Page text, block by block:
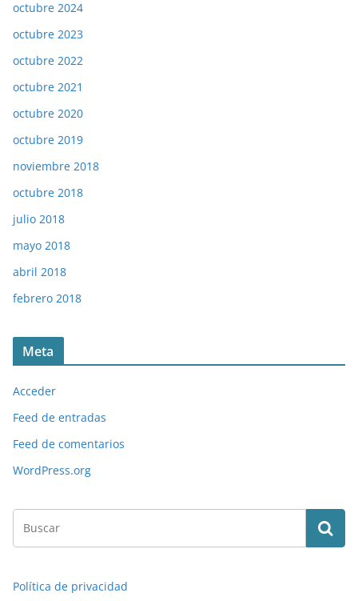
octubre 2024
octubre 2023
octubre 2022
octubre 2021
octubre 2020
octubre 2019
noviembre 2018
octubre 2018
julio 2018
mayo 2018
abril 2018
febrero 2018
Meta
Acceder
Feed de entradas
Feed de comentarios
WordPress.org
Política de privacidad